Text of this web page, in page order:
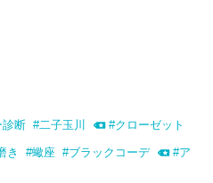
診断 #二子玉川 #クローゼット
き #蠍座 #ブラックコーデ #ア